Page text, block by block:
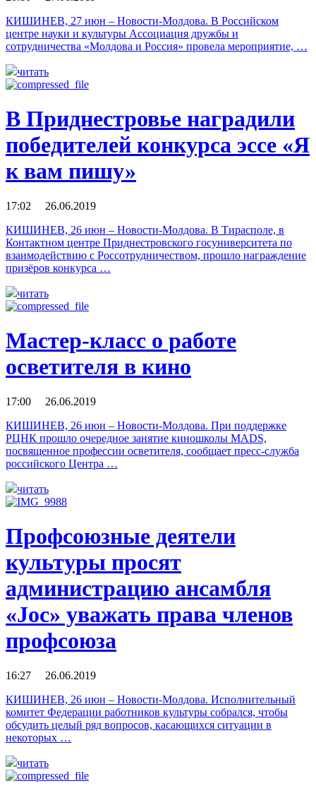
КИШИНЕВ, 27 июн – Новости-Молдова. В Российском
центре науки и культуры Ассоциация дружбы и
сотрудничества «Молдова и Россия» провела мероприятие, …
читать
В Приднестровье наградили
победителей конкурса эссе «Я
к вам пишу»
17:02 26.06.2019
КИШИНЕВ, 26 июн – Новости-Молдова. В Тирасполе, в
Контактном центре Приднестровского госуниверситета по
взаимодействию с Россотрудничеством, прошло награждение
призёров конкурса …
читать
Мастер-класс о работе
осветителя в кино
17:00 26.06.2019
КИШИНЕВ, 26 июн – Новости-Молдова. При поддержке
РЦНК прошло очередное занятие киношколы MADS,
посвященное профессии осветителя, сообщает пресс-служба
российского Центра …
читать
Профсоюзные деятели
культуры просят
администрацию ансамбля
«Joc» уважать права членов
профсоюза
16:27 26.06.2019
КИШИНЕВ, 26 июн – Новости-Молдова. Исполнительный
комитет Федерации работников культуры собрался, чтобы
обсудить целый ряд вопросов, касающихся ситуации в
некоторых …
читать